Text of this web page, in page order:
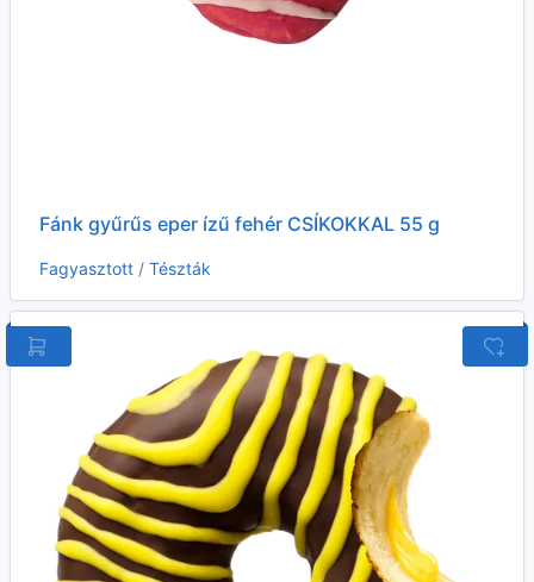
Fánk gyűrűs eper ízű fehér CSÍKOKKAL 55 g
Fagyasztott / Tészták